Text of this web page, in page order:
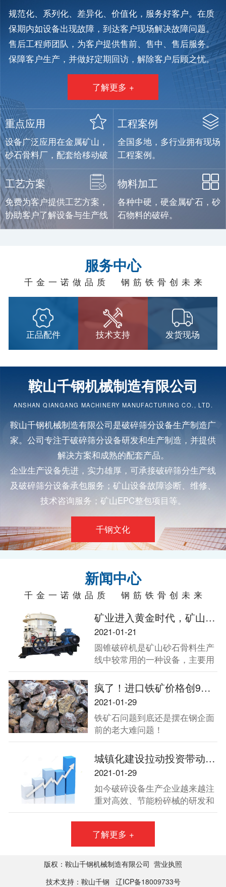
规范化、系列化、差异化、价值化，服务好客户。在质
保期内如设备出现故障，到达客户现场解决故障问题。
售后工程师团队，为客户提供售前、售中、售后服务。
保障客户生产，并做好定期回访，解除客户后顾之忧。
了解更多 +
重点应用
设备广泛应用在金属矿山，
砂石骨料厂，配套给移动破
碎设备制造企业。
工程案例
全国多地，多行业拥有现场
工程案例。
工艺方案
免费为客户提供工艺方案，
协助客户了解设备与生产线
信息。
物料加工
各种中硬，硬金属矿石，砂
石物料的破碎。
服务中心
千金一诺做品质 钢筋铁骨创未来
正品配件 技术支持 发货现场
鞍山千钢机械制造有限公司
ANSHAN QIANGANG MACHINERY MANUFACTURING CO., LTD.
鞍山千钢机械制造有限公司是破碎筛分设备生产制造广
家。公司专注于破碎筛分设备研发和生产制造，并提供
解决方案和成熟的配套产品。
企业生产设备先进，实力雄厚，可承接破碎筛分生产线
及破碎筛分设备承包服务；矿山设备故障诊断、维修、
技术咨询服务；矿山EPC整包项目等。
千钢文化
新闻中心
千金一诺做品质 钢筋铁骨创未来
矿业进入黄金时代，矿山老板如何选择适合的破碎机？
2021-01-21
圆锥破碎机是矿山砂石骨料生产
线中较常用的一种设备，主要用
于金属矿山、砂石骨料加工中的
二段破碎和三段破碎，因其破碎
能力强、产量大，被广泛用于中
硬物料的破碎作业。
疯了！进口铁矿价格创9年新高！中钢协将四大方向发力保障铁矿石供应！
2021-01-29
铁矿石问题到底还是摆在钢企面
前的老大难问题！
城镇化建设拉动投资带动破碎机增长
2021-01-29
如今破碎设备生产企业越来越注
重对高效、节能粉碎械的研发和
生产。2013年全国两会再次强调
了扩大内需，并强调要坚定不移
地把扩大内需作为经济发展的长
期战略方针，充分发挥消费的基
础作用和投资的关键作用。城镇
了解更多 +
版权：鞍山千钢机械制造有限公司 营业执照
技术支持：鞍山千钢
辽ICP备18009733号